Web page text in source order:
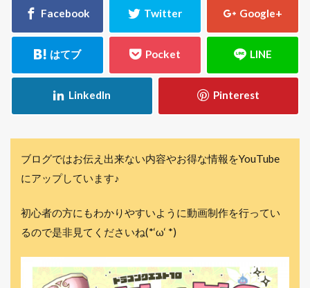
ブログではお伝え出来ない内容やお得な情報をYouTube
にアップしています♪
初心者の方にもわかりやすいように動画制作を行ってい
るので是非見てくださいね(*‘ω‘ *)